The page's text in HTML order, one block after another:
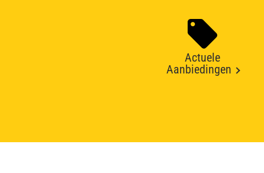
Actuele
Aanbiedingen